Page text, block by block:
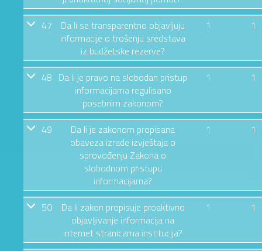
47
Da li se transparentno objavljuju
informacije o trošenju sredstava
iz budžetske rezerve?
1 1
48 Da li je pravo na slobodan pristup
informacijama regulisano
posebnim zakonom?
1 1
49
Da li je zakonom propisana
obaveza izrade izvještaja o
sprovođenju Zakona o
slobodnom pristupu
informacijama?
1 1
50
Da li zakon propisuje proaktivno
objavljivanje informacija na
internet stranicama institucija?
1 1